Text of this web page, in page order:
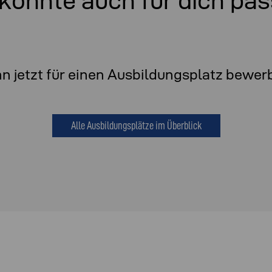
jetzt für einen Ausbildungsplatz
Alle Ausbildungsplätze im Überblick